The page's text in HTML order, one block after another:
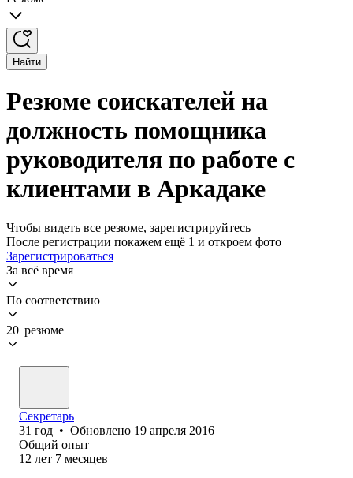
Найти
Резюме соискателей на
должность помощника
руководителя по работе с
клиентами в Аркадаке
Чтобы видеть все резюме, зарегистрируйтесь
После регистрации покажем ещё 1 и откроем фото
Зарегистрироваться
За всё время
По соответствию
20 резюме
Секретарь
31 год • Обновлено 19 апреля 2016
Общий опыт
12 лет 7 месяцев